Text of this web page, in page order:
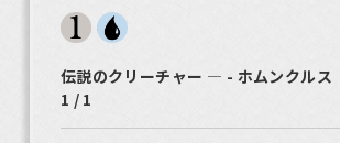
伝説のクリーチャー ― - ホムンクルス
1 / 1